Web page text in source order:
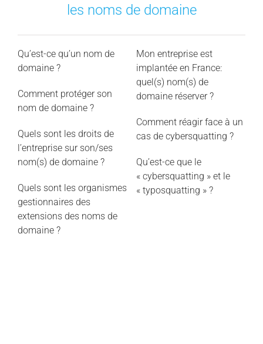
les noms de domaine
Qu’est-ce qu’un nom de
domaine ?
Comment protéger son
nom de domaine ?
Quels sont les droits de
l’entreprise sur son/ses
nom(s) de domaine ?
Quels sont les organismes
gestionnaires des
extensions des noms de
domaine ?
Mon entreprise est
implantée en France:
quel(s) nom(s) de
domaine réserver ?
Comment réagir face à un
cas de cybersquatting ?
Qu’est-ce que le
« cybersquatting » et le
« typosquatting » ?